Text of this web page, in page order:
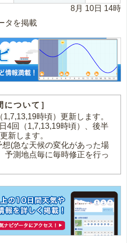
8月 10日 14時
タを掲載
について］
時頃）更新します。
4回（1,7,13,19時頃）、後半
新します。
(急な天候の変化があった場
予測地点毎に毎時修正を行っ